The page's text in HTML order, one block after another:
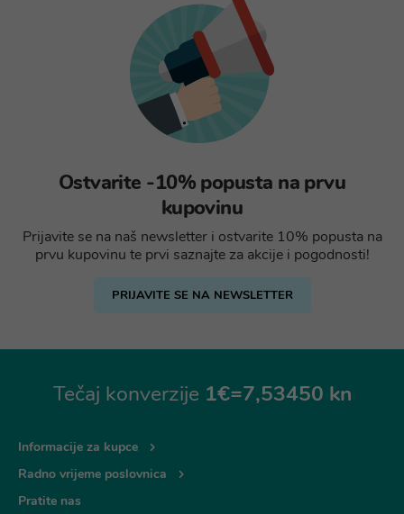
Ostvarite -10% popusta na prvu
kupovinu
Prijavite se na naš newsletter i ostvarite 10% popusta na
prvu kupovinu te prvi saznajte za akcije i pogodnosti!
PRIJAVITE SE NA NEWSLETTER
Tečaj konverzije 1€=7,53450 kn
Informacije za kupce
Radno vrijeme poslovnica
Pratite nas